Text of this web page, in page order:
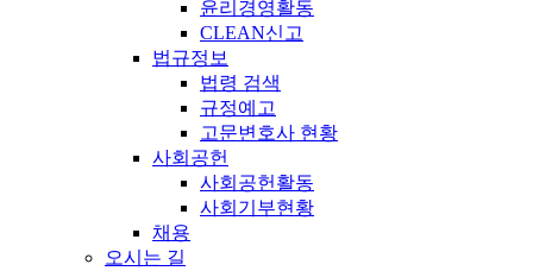
윤리경영활동
CLEAN신고
법규정보
법령 검색
규정예고
고문변호사 현황
사회공헌
사회공헌활동
사회기부현황
채용
오시는 길